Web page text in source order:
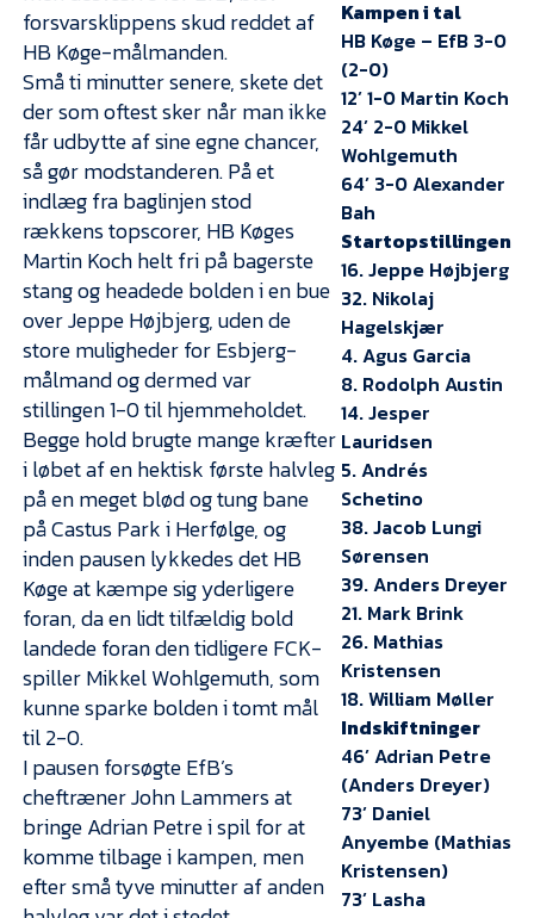
forsvarsklippens skud reddet af
HB Køge-målmanden.
Små ti minutter senere, skete det
der som oftest sker når man ikke
får udbytte af sine egne chancer,
så gør modstanderen. På et
indlæg fra baglinjen stod
rækkens topscorer, HB Køges
Martin Koch helt fri på bagerste
stang og headede bolden i en bue
over Jeppe Højbjerg, uden de
store muligheder for Esbjerg-
målmand og dermed var
stillingen 1-0 til hjemmeholdet.
Begge hold brugte mange kræfter
i løbet af en hektisk første halvleg
på en meget blød og tung bane
på Castus Park i Herfølge, og
inden pausen lykkedes det HB
Køge at kæmpe sig yderligere
foran, da en lidt tilfældig bold
landede foran den tidligere FCK-
spiller Mikkel Wohlgemuth, som
kunne sparke bolden i tomt mål
til 2-0.
I pausen forsøgte EfB’s
cheftræner John Lammers at
bringe Adrian Petre i spil for at
komme tilbage i kampen, men
efter små tyve minutter af anden
Kampen i tal
HB Køge – EfB 3-0
(2-0)
12’ 1-0 Martin Koch
24’ 2-0 Mikkel
Wohlgemuth
64’ 3-0 Alexander
Bah
Startopstillingen
16. Jeppe Højbjerg
32. Nikolaj
Hagelskjær
4. Agus Garcia
8. Rodolph Austin
14. Jesper
Lauridsen
5. Andrés
Schetino
38. Jacob Lungi
Sørensen
39. Anders Dreyer
21. Mark Brink
26. Mathias
Kristensen
18. William Møller
Indskiftninger
46’ Adrian Petre
(Anders Dreyer)
73’ Daniel
Anyembe (Mathias
Kristensen)
73’ Lasha